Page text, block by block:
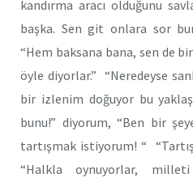
kandırma aracı olduğunu
başka. Sen git onlara sor
“Hem baksana bana, sen de
öyle diyorlar.” “Neredeyse
bir izlenim doğuyor bu
bunu!” diyorum, “Ben bir
tartışmak istiyorum! “
“Halkla oynuyorlar,